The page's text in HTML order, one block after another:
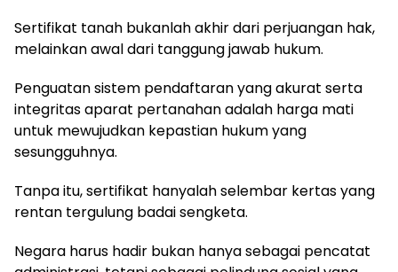
Sertifikat tanah bukanlah akhir dari perjuangan hak,
melainkan awal dari tanggung jawab hukum.
Penguatan sistem pendaftaran yang akurat serta
integritas aparat pertanahan adalah harga mati
untuk mewujudkan kepastian hukum yang
sesungguhnya.
Tanpa itu, sertifikat hanyalah selembar kertas yang
rentan tergulung badai sengketa.
Negara harus hadir bukan hanya sebagai pencatat